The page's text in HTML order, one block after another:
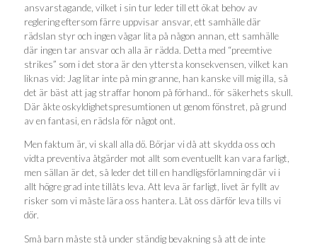
ansvarstagande, vilket i sin tur leder till ett ökat behov av
reglering eftersom färre uppvisar ansvar, ett samhälle där
rädslan styr och ingen vågar lita på någon annan, ett samhälle
där ingen tar ansvar och alla är rädda. Detta med “preemtive
strikes” som i det stora är den yttersta konsekvensen, vilket kan
liknas vid: Jag litar inte på min granne, han kanske vill mig illa, så
det är bäst att jag straffar honom på förhand.. för säkerhets skull.
Där åkte oskyldighetspresumtionen ut genom fönstret, på grund
av en fantasi, en rädsla för något ont.
Men faktum är, vi skall alla dö. Börjar vi då att skydda oss och
vidta preventiva åtgärder mot allt som eventuellt kan vara farligt,
men sällan är det, så leder det till en handligsförlamning där vi i
allt högre grad inte tillåts leva. Att leva är farligt, livet är fyllt av
risker som vi måste lära oss hantera. Låt oss därför leva tills vi
dör.
Små barn måste stå under ständig bevakning så att de inte